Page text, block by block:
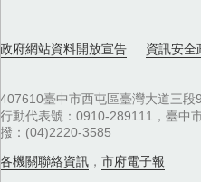
政府網站資料開放宣告 資訊安全
407610臺中市西屯區臺灣大道三段
行動代表號：0910-289111，臺中
撥：(04)2220-3585
各機關聯絡資訊 ， 市府電子報